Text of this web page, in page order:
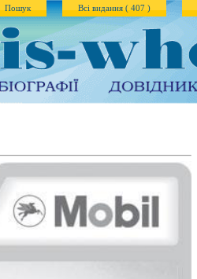
Всі видання ( 407 )
Пошук